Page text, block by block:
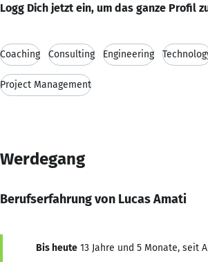
Logg Dich jetzt ein, um das ganze Profil
Coaching Consulting Engineering
Project Management
Werdegang
Berufserfahrung von Lucas Amati
Bis heute 13 Jahre und 5 Monate, seit